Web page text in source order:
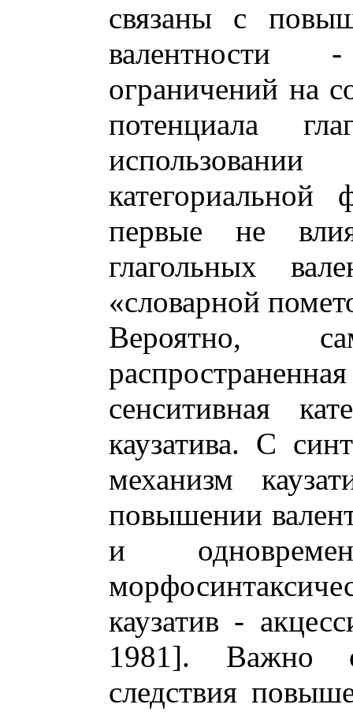
связаны с
валентности
ограничений на
потенциала
первые не
глагольных
«словарной
Вероятно,
сенситивная
каузатива. С
механизм
повышении
и
каузатив -
1981]. Важно
следствия